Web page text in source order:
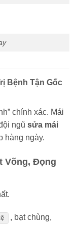
Bệnh Tận Gốc
chính xác. Mái
ngũ sửa mái
hàng ngày.
Võng, Đọng
, bạt chùng,